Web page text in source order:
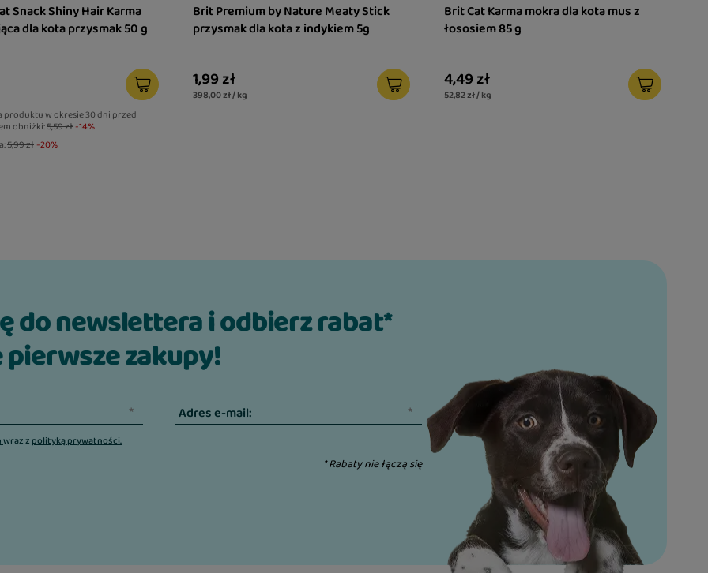
została
kwasów
jedzenia
które preferują
wilgotność
Brit Care Cat
czemu pomaga
mokrej karmy
oleju
wartość
tak, aby
Snack Shiny Hair Karma
dla kota przysmak 50 g
produktu w okresie 30 dni przed
obniżki:5,59 zł -14%
5,99 zł -20%
Brit Premium by Nature Meaty Stick
przysmak dla kota z indykiem 5g
1,99 zł
398,00 zł / kg
Brit Cat Karma mokra dla kota mus z
łososiem 85 g
4,49 zł
52,82 zł / kg
do newslettera i odbierz rabat*
pierwsze zakupy!
Adres e-mail:
wraz zpolityką prywatności.
* Rabaty nie łączą się